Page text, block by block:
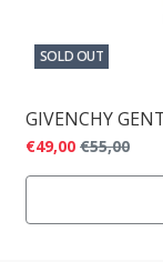
SOLD OUT
GIVENCHY
€49,00 €55,00